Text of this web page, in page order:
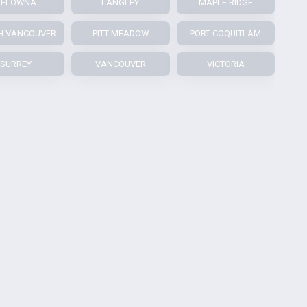
LANGLEY MAPLE RIDGE
VANCOUVER PITT MEADOW PORT COQUITLAM
SURREY VANCOUVER VICTORIA